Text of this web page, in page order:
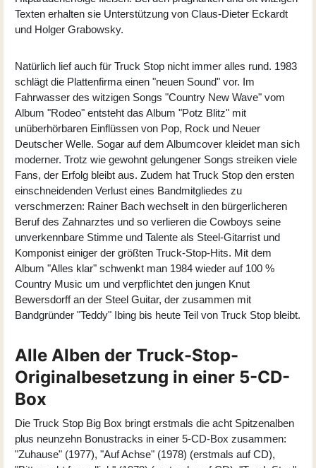
Texten erhalten sie Unterstützung von Claus-Dieter Eckardt
und Holger Grabowsky.
Natürlich lief auch für Truck Stop nicht immer alles rund. 1983
schlägt die Plattenfirma einen "neuen Sound" vor. Im
Fahrwasser des witzigen Songs "Country New Wave" vom
Album "Rodeo" entsteht das Album "Potz Blitz" mit
unüberhörbaren Einflüssen von Pop, Rock und Neuer
Deutscher Welle. Sogar auf dem Albumcover kleidet man sich
moderner. Trotz wie gewohnt gelungener Songs streiken viele
Fans, der Erfolg bleibt aus. Zudem hat Truck Stop den ersten
einschneidenden Verlust eines Bandmitgliedes zu
verschmerzen: Rainer Bach wechselt in den bürgerlicheren
Beruf des Zahnarztes und so verlieren die Cowboys seine
unverkennbare Stimme und Talente als Steel-Gitarrist und
Komponist einiger der größten Truck-Stop-Hits. Mit dem
Album "Alles klar" schwenkt man 1984 wieder auf 100 %
Country Music um und verpflichtet den jungen Knut
Bewersdorff an der Steel Guitar, der zusammen mit
Bandgründer "Teddy" Ibing bis heute Teil von Truck Stop bleibt.
Alle Alben der Truck-Stop-
Originalbesetzung in einer 5-CD-
Box
Die Truck Stop Big Box bringt erstmals die acht Spitzenalben
plus neunzehn Bonustracks in einer 5-CD-Box zusammen:
"Zuhause" (1977), "Auf Achse" (1978) (erstmals auf CD),